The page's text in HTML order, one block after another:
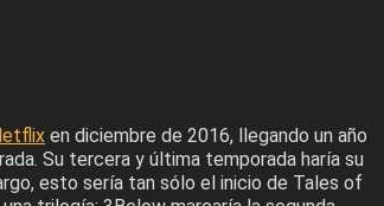
en diciembre de 2016, llegando un año
Su tercera y última temporada haría su
esto sería tan sólo el inicio de Tales of